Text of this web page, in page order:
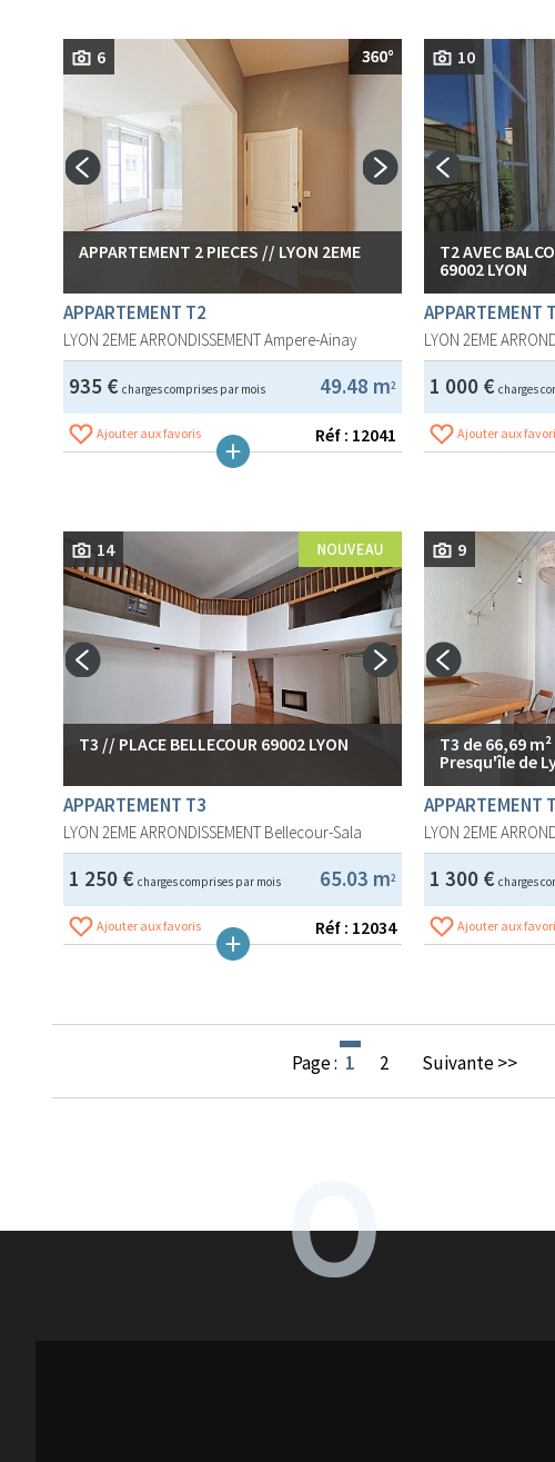
6
APPARTEMENT 2 PIECES // LYON 2EME
APPARTEMENT T2
LYON 2EME ARRONDISSEMENTAmpere-Ainay
49.48 m2
935 € charges comprises par mois
Ajouter aux favoris Réf : 12041
10
T2 AVEC
69002 LYON
APPARTEMENT
LYON 2EME
1 000 € charges
Ajouter aux
14
T3 // PLACE BELLECOUR 69002 LYON
APPARTEMENT T3
LYON 2EME ARRONDISSEMENT Bellecour-Sala
65.03 m2
1 250 € charges comprises par mois
Ajouter aux favoris Réf : 12034
9
T3 de 66,69
Presqu'île de
APPARTEMENT
LYON 2EME
1 300 € charges
Ajouter aux
Page : 1 2 Suivante >>